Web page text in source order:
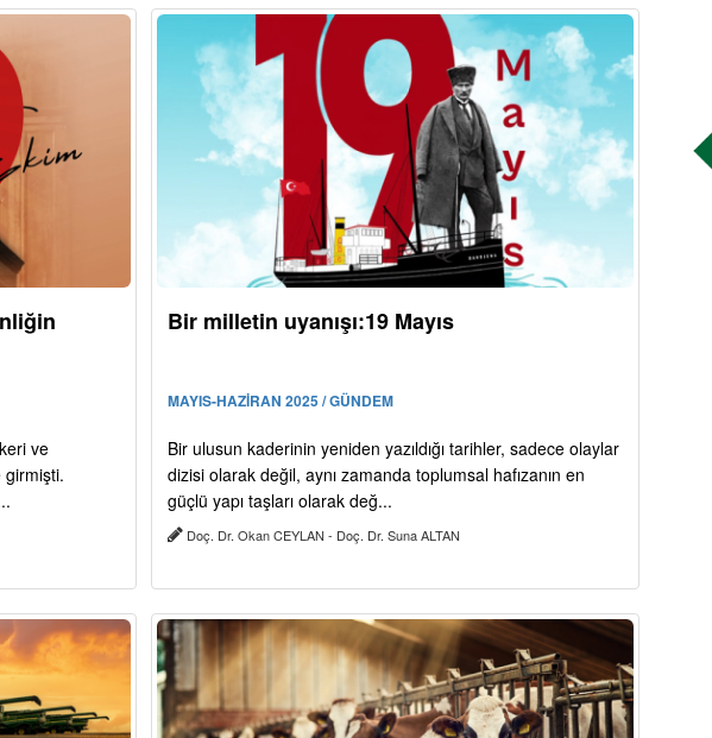
ve
girmişti.
Bir milletin uyanışı:19 Mayıs
MAYIS-HAZİRAN 2025 / GÜNDEM
Bir ulusun kaderinin yeniden yazıldığı tarihler, sadece olaylar
dizisi olarak değil, aynı zamanda toplumsal hafızanın en
güçlü yapı taşları olarak değ...
Doç. Dr. Okan CEYLAN - Doç. Dr. Suna ALTAN